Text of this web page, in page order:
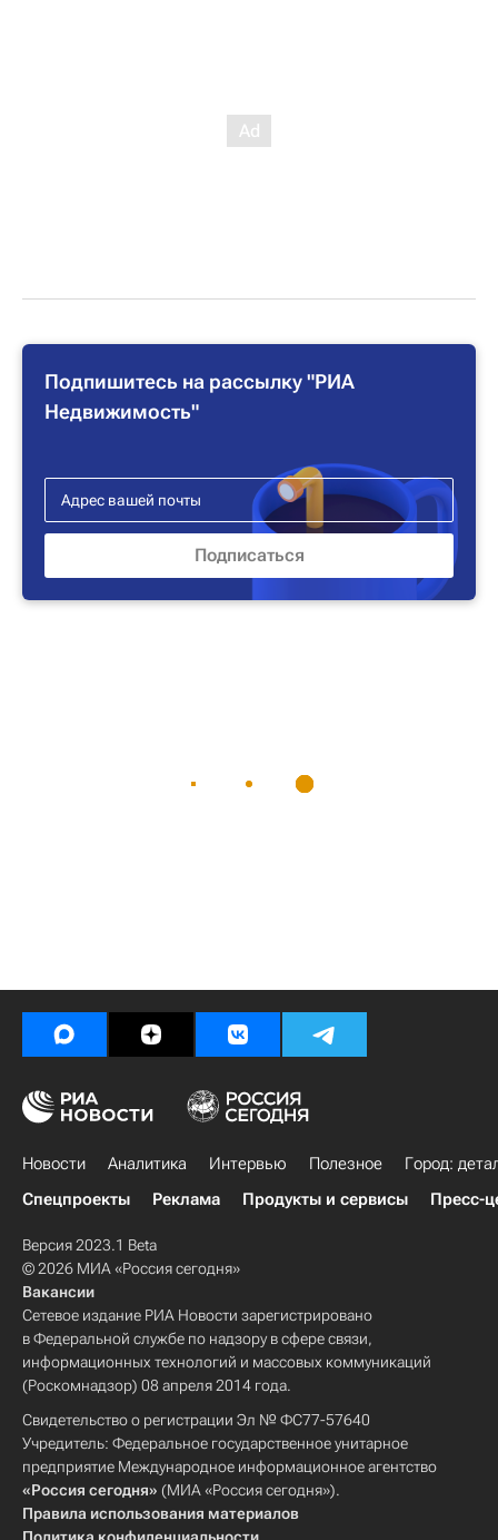
Подпишитесь на рассылку "РИА
Недвижимость"
Новости Аналитика Интервью Полезное
Город:
Спецпроекты
Реклама Продукты и сервисы Пресс-
Версия 2023.1 Beta
© 2026 МИА «Россия сегодня»
Вакансии
Сетевое издание РИА Новости зарегистрировано
в Федеральной службе по надзору в сфере связи,
информационных технологий и массовых коммуникаций
(Роскомнадзор) 08 апреля 2014 года.
Свидетельство о регистрации Эл № ФС77-57640
Учредитель: Федеральное государственное унитарное
предприятие Международное информационное агентство
«Россия сегодня» (МИА «Россия сегодня»).
Правила использования материалов